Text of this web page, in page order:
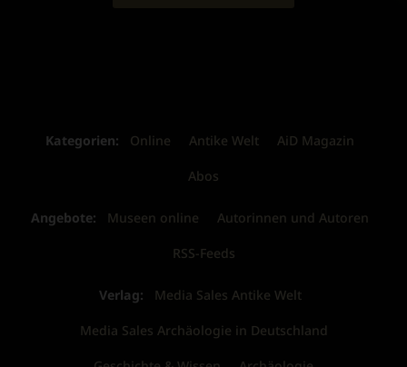
Kategorien: Online Antike Welt AiD Magazin
Abos
Angebote: Museen online Autorinnen und Autoren
RSS-Feeds
Verlag: Media Sales Antike Welt
Media Sales Archäologie in Deutschland